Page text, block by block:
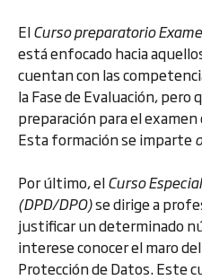
ElCurso preparatorio
está enfocado hacia
cuentan con las
la Fase de Evaluación,
preparación para el examen
Esta formación se imparte
Por último, elCurso
(DPD/DPO)se dirige a
justificar un determinado
interese conocer el maro
Protección de Datos. Este